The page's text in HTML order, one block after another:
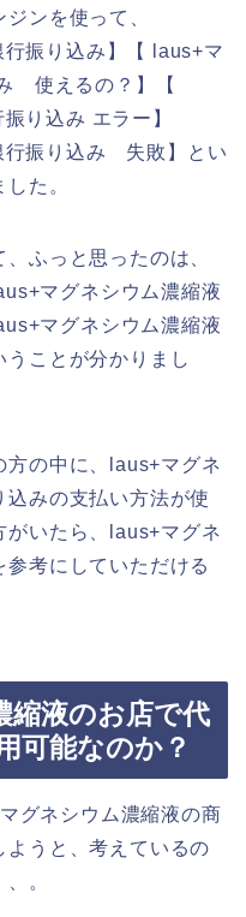
ンを使って、
行振り込み】【 laus+マ
使えるの？】【
り込み エラー】
行振り込み 失敗】とい
た。
ふっと思ったのは、
マグネシウム濃縮液
マグネシウム濃縮液
ことが分かりまし
方の中に、laus+マグネ
込みの支払い方法が使
がいたら、laus+マグネ
考にしていただける
縮液のお店で代
可能なのか？
グネシウム濃縮液の商
うと、考えているの
。